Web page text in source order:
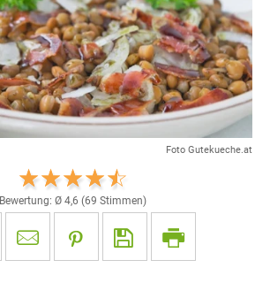
Foto Gutekueche.at
Bewertung: Ø 4,6 (69 Stimmen)